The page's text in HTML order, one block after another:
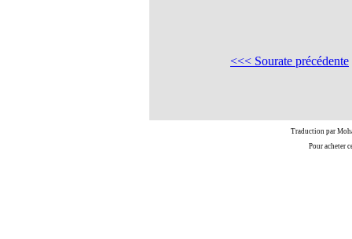
<<< Sourate précédente
Traduction par
Pour acheter